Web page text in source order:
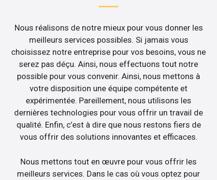
Nous réalisons de notre mieux pour vous donner les
meilleurs services possibles. Si jamais vous
choisissez notre entreprise pour vos besoins, vous ne
serez pas déçu. Ainsi, nous effectuons tout notre
possible pour vous convenir. Ainsi, nous mettons à
votre disposition une équipe compétente et
expérimentée. Pareillement, nous utilisons les
dernières technologies pour vous offrir un travail de
qualité. Enfin, c’est à dire que nous restons fiers de
vous offrir des solutions innovantes et efficaces.
Nous mettons tout en œuvre pour vous offrir les
meilleurs services. Dans le cas où vous optez pour